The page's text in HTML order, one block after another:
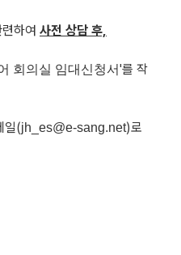
하여 사전 상담 후,
회의실 임대신청서'를 작
일(jh_es@e-sang.net)로